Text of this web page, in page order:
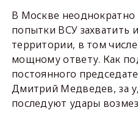
В Москве
попытки ВСУ захватить
территории, в том
мощному ответу. Как
постоянного
Дмитрий Медведев, за
последуют удары